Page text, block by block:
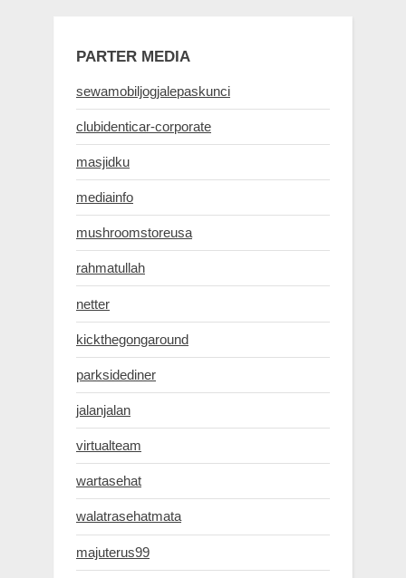
PARTER MEDIA
sewamobiljogjalepaskunci
clubidenticar-corporate
masjidku
mediainfo
mushroomstoreusa
rahmatullah
netter
kickthegongaround
parksidediner
jalanjalan
virtualteam
wartasehat
walatrasehatmata
majuterus99